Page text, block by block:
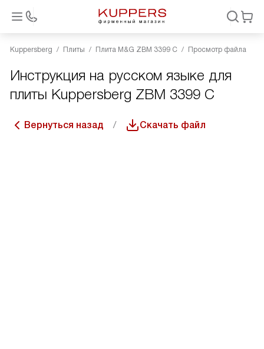
Kuppersberg Плиты Плита M&G ZBM 3399 C Просмотр файла
Инструкция на русском языке для
плиты Kuppersberg ZBM 3399 C
Вернуться назад Скачать файл